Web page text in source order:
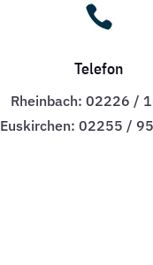

Telefon
Rheinbach: 02226 /
Euskirchen: 02255 /